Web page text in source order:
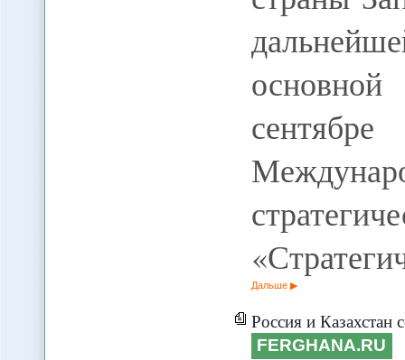
Дальше
Россия и Казахстан
FERGHANA.RU